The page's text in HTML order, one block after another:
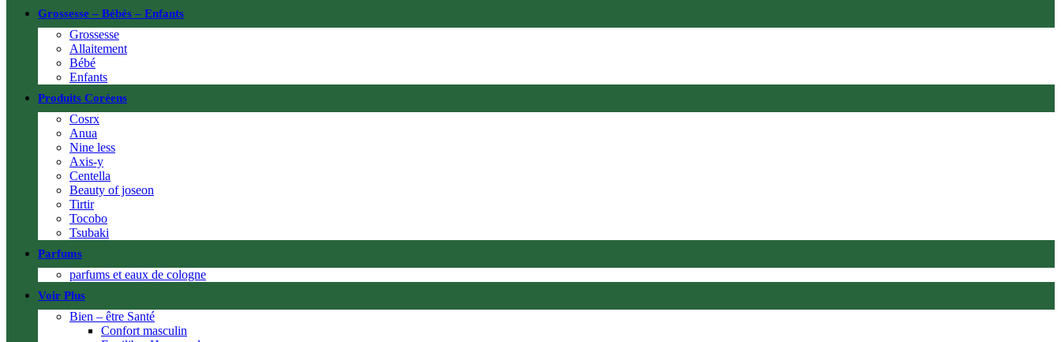
Grossesse – Bébés – Enfants
Grossesse
Allaitement
Bébé
Enfants
Produits Coréens
Cosrx
Anua
Nine less
Axis-y
Centella
Beauty of joseon
Tirtir
Tocobo
Tsubaki
Parfums
parfums et eaux de cologne
Voir Plus
Bien – être Santé
Confort masculin